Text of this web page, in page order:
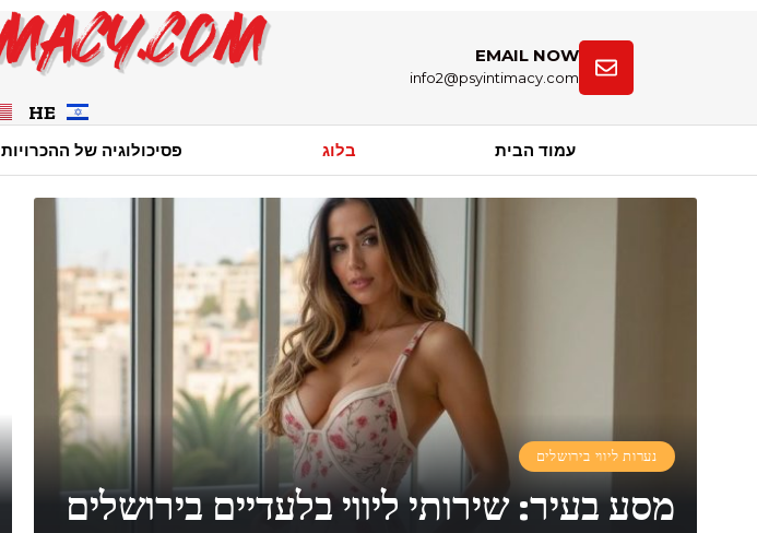
EMAIL NOW
info2@psyintimacy.com
HE
עמוד הבית בלוג פסיכולוגיה של ההכרויות
נערות ליווי בירושלים
מסע בעיר: שירותי ליווי בלעדיים בירושלים